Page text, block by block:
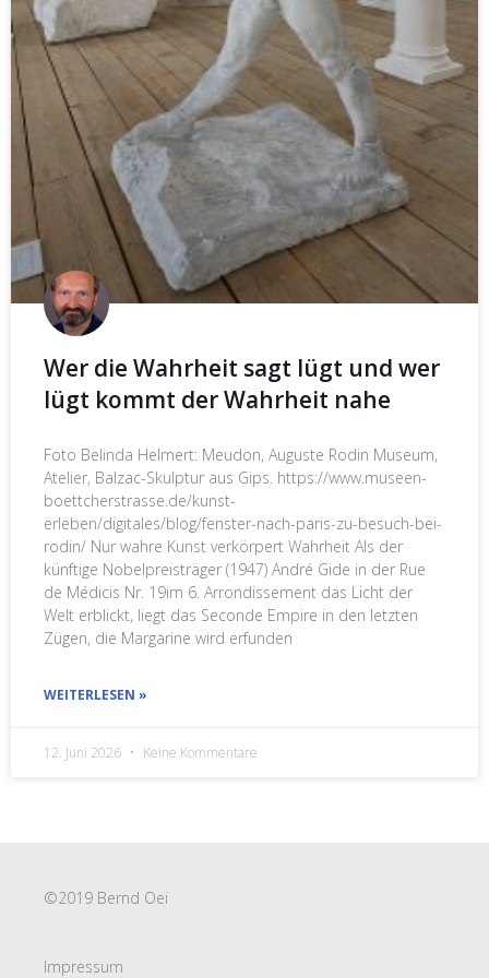
Wer die Wahrheit sagt lügt und wer
lügt kommt der Wahrheit nahe
Foto Belinda Helmert: Meudon, Auguste Rodin Museum,
Atelier, Balzac-Skulptur aus Gips. https://www.museen-
boettcherstrasse.de/kunst-
erleben/digitales/blog/fenster-nach-paris-zu-besuch-bei-
rodin/ Nur wahre Kunst verkörpert Wahrheit Als der
künftige Nobelpreisträger (1947) André Gide in der Rue
de Médicis Nr. 19im 6. Arrondissement das Licht der
Welt erblickt, liegt das Seconde Empire in den letzten
Zügen, die Margarine wird erfunden
WEITERLESEN »
12. Juni 2026 Keine Kommentare
©2019 Bernd Oei
Impressum